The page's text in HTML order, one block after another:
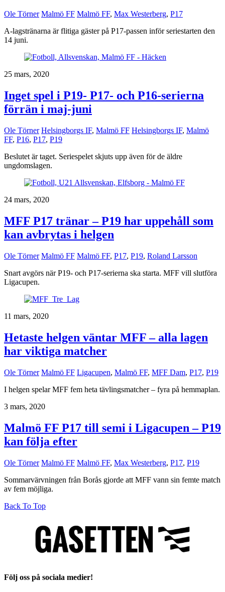
Ole Törner Malmö FF Malmö FF, Max Westerberg, P17
A-lagstränarna är flitiga gäster på P17-passen inför seriestarten den
14 juni.
25 mars, 2020
Inget spel i P19- P17- och P16-serierna
förrän i maj-juni
Ole Törner Helsingborgs IF, Malmö FF Helsingborgs IF, Malmö
FF, P16, P17, P19
Beslutet är taget. Seriespelet skjuts upp även för de äldre
ungdomslagen.
24 mars, 2020
MFF P17 tränar – P19 har uppehåll som
kan avbrytas i helgen
Ole Törner Malmö FF Malmö FF, P17, P19, Roland Larsson
Snart avgörs när P19- och P17-serierna ska starta. MFF vill slutföra
Ligacupen.
11 mars, 2020
Hetaste helgen väntar MFF – alla lagen
har viktiga matcher
Ole Törner Malmö FF Ligacupen, Malmö FF, MFF Dam, P17, P19
I helgen spelar MFF fem heta tävlingsmatcher – fyra på hemmaplan.
3 mars, 2020
Malmö FF P17 till semi i Ligacupen – P19
kan följa efter
Ole Törner Malmö FF Malmö FF, Max Westerberg, P17, P19
Sommarvärvningen från Borås gjorde att MFF vann sin femte match
av fem möjliga.
Back To Top
Följ oss på sociala medier!